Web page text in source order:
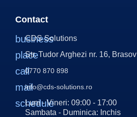
Contact
business
CDS Solutions
place
Str. Tudor Arghezi nr. 16, Brasov
call0770 870 898
mailinfo@cds-solutions.ro
schedule
Luni - Vineri: 09:00 - 17:00
Sambata - Duminica: Inchis